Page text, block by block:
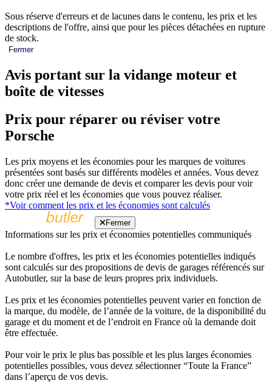
Sous réserve d'erreurs et de lacunes dans le contenu, les prix et les
descriptions de l'offre, ainsi que pour les pièces détachées en rupture
de stock.
Fermer
Avis portant sur la vidange moteur et
boîte de vitesses
Prix pour réparer ou réviser votre
Porsche
Les prix moyens et les économies pour les marques de voitures
présentées sont basés sur différents modèles et années. Vous devez
donc créer une demande de devis et comparer les devis pour voir
votre prix réel et les économies que vous pouvez réaliser.
*Voir comment les prix et les économies sont calculés
Fermer
Informations sur les prix et économies potentielles communiqués
Le nombre d'offres, les prix et les économies potentielles indiqués
sont calculés sur des propositions de devis de garages référencés sur
Autobutler, sur la base de leurs propres prix individuels.
Les prix et les économies potentielles peuvent varier en fonction de
la marque, du modèle, de l’année de la voiture, de la disponibilité du
garage et du moment et de l’endroit en France où la demande doit
être effectuée.
Pour voir le prix le plus bas possible et les plus larges économies
potentielles possibles, vous devez sélectionner “Toute la France”
dans l’aperçu de vos devis.